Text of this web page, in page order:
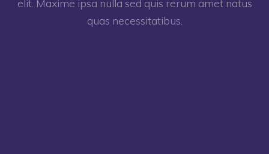
elit. Maxime ipsa nulla sed quis rerum amet natus
quas necessitatibus.